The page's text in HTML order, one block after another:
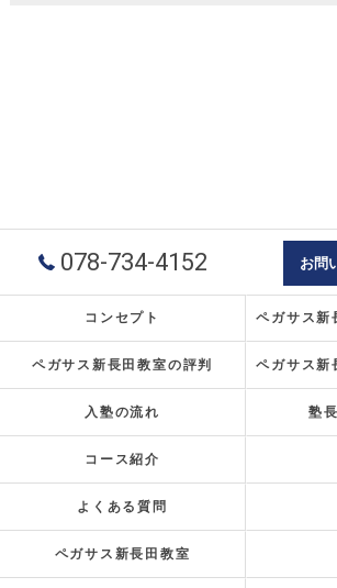
078-734-4152 お問
コンセプト ペガサス新
ペガサス新長田教室の評判 ペガサス新
入塾の流れ 塾
コース紹介
よくある質問
ペガサス新長田教室